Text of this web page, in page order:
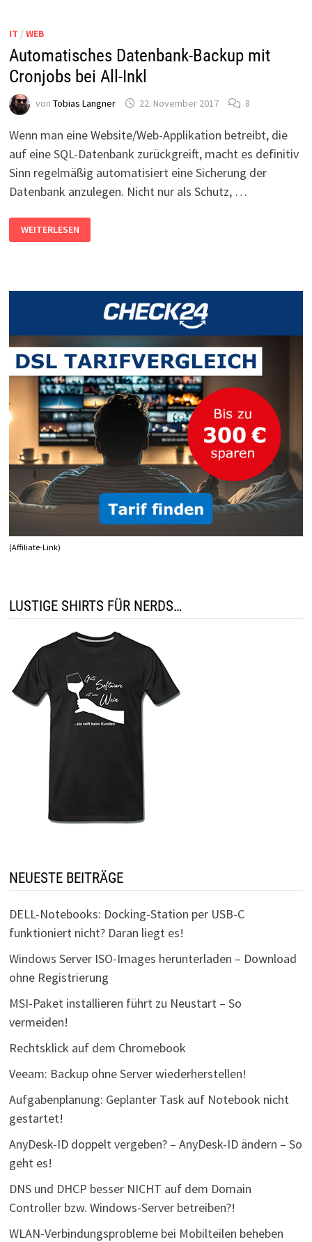
IT / WEB
Automatisches Datenbank-Backup mit
Cronjobs bei All-Inkl
von Tobias Langner 22. November 2017 8
Wenn man eine Website/Web-Applikation betreibt, die
auf eine SQL-Datenbank zurückgreift, macht es definitiv
Sinn regelmäßig automatisiert eine Sicherung der
Datenbank anzulegen. Nicht nur als Schutz, …
DATENBANK-
BACKUP
INKL
WEITERLESEN
(Affiliate-Link)
LUSTIGE SHIRTS FÜR NERDS…
NEUESTE BEITRÄGE
DELL-Notebooks: Docking-Station per USB-C
funktioniert nicht? Daran liegt es!
Windows Server ISO-Images herunterladen – Download
ohne Registrierung
MSI-Paket installieren führt zu Neustart – So
vermeiden!
Rechtsklick auf dem Chromebook
Veeam: Backup ohne Server wiederherstellen!
Aufgabenplanung: Geplanter Task auf Notebook nicht
gestartet!
AnyDesk-ID doppelt vergeben? – AnyDesk-ID ändern – So
geht es!
DNS und DHCP besser NICHT auf dem Domain
Controller bzw. Windows-Server betreiben?!
WLAN-Verbindungsprobleme bei Mobilteilen beheben